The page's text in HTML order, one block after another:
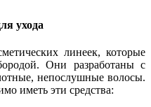
ухода
линеек, которые
Они разработаны с
непослушные волосы.
иметь эти средства: